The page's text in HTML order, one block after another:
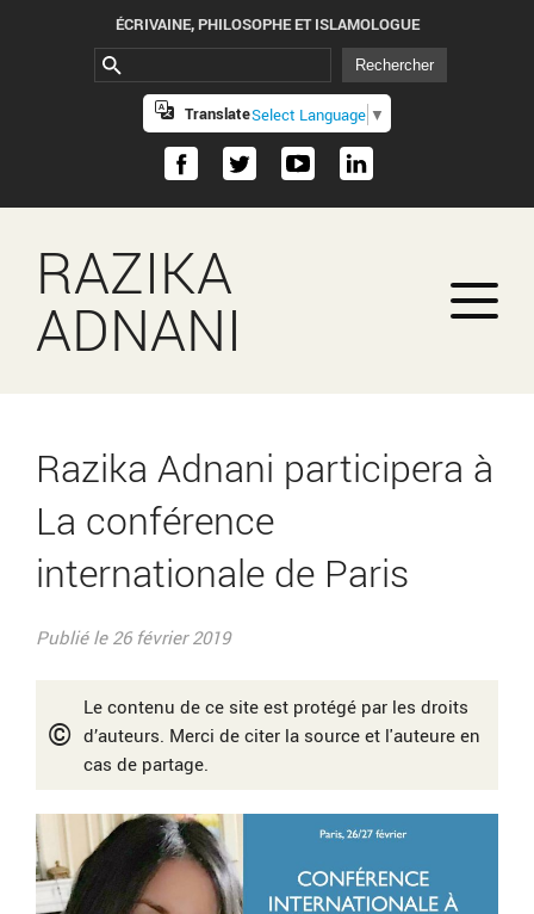
ÉCRIVAINE, PHILOSOPHE ET ISLAMOLOGUE
TranslateSelect Language ▼
RAZIKA
ADNANI
Razika Adnani participera à
La conférence
internationale de Paris
Publié le 26 février 2019
©
Le contenu de ce site est protégé par les droits
d’auteurs. Merci de citer la source et l'auteure en
cas de partage.